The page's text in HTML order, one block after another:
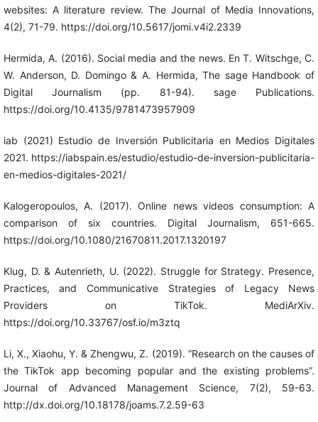
websites: A literature review. The Journal of Media Innovations,
4(2), 71-79. https://doi.org/10.5617/jomi.v4i2.2339
Hermida, A. (2016). Social media and the news. En T. Witschge, C.
W. Anderson, D. Domingo & A. Hermida, The sage Handbook of
Digital Journalism (pp. 81-94). sage Publications.
https://doi.org/10.4135/9781473957909
iab (2021) Estudio de Inversión Publicitaria en Medios Digitales
2021. https://iabspain.es/estudio/estudio-de-inversion-publicitaria-
en-medios-digitales-2021/
Kalogeropoulos, A. (2017). Online news videos consumption: A
comparison of six countries. Digital Journalism, 651-665.
https://doi.org/10.1080/21670811.2017.1320197
Klug, D. & Autenrieth, U. (2022). Struggle for Strategy. Presence,
Practices, and Communicative Strategies of Legacy News
Providers on TikTok. MediArXiv.
https://doi.org/10.33767/osf.io/m3ztq
Li, X., Xiaohu, Y. & Zhengwu, Z. (2019). “Research on the causes of
the TikTok app becoming popular and the existing problems”.
Journal of Advanced Management Science, 7(2), 59-63.
http://dx.doi.org/10.18178/joams.7.2.59-63